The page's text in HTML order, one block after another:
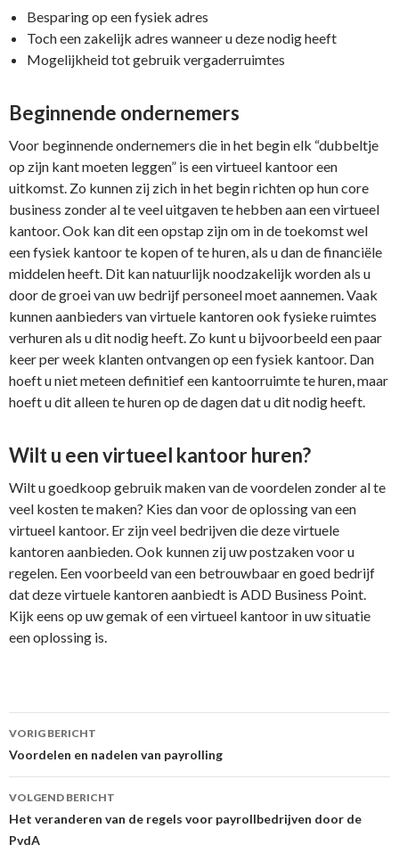
Besparing op een fysiek adres
Toch een zakelijk adres wanneer u deze nodig heeft
Mogelijkheid tot gebruik vergaderruimtes
Beginnende ondernemers
Voor beginnende ondernemers die in het begin elk “dubbeltje
op zijn kant moeten leggen” is een virtueel kantoor een
uitkomst. Zo kunnen zij zich in het begin richten op hun core
business zonder al te veel uitgaven te hebben aan een virtueel
kantoor. Ook kan dit een opstap zijn om in de toekomst wel
een fysiek kantoor te kopen of te huren, als u dan de financiële
middelen heeft. Dit kan natuurlijk noodzakelijk worden als u
door de groei van uw bedrijf personeel moet aannemen. Vaak
kunnen aanbieders van virtuele kantoren ook fysieke ruimtes
verhuren als u dit nodig heeft. Zo kunt u bijvoorbeeld een paar
keer per week klanten ontvangen op een fysiek kantoor. Dan
hoeft u niet meteen definitief een kantoorruimte te huren, maar
hoeft u dit alleen te huren op de dagen dat u dit nodig heeft.
Wilt u een virtueel kantoor huren?
Wilt u goedkoop gebruik maken van de voordelen zonder al te
veel kosten te maken? Kies dan voor de oplossing van een
virtueel kantoor. Er zijn veel bedrijven die deze virtuele
kantoren aanbieden. Ook kunnen zij uw postzaken voor u
regelen. Een voorbeeld van een betrouwbaar en goed bedrijf
dat deze virtuele kantoren aanbiedt is ADD Business Point.
Kijk eens op uw gemak of een virtueel kantoor in uw situatie
een oplossing is.
Berichtnavigatie
VORIG BERICHT
Voordelen en nadelen van payrolling
VOLGEND BERICHT
Het veranderen van de regels voor payrollbedrijven door de
PvdA